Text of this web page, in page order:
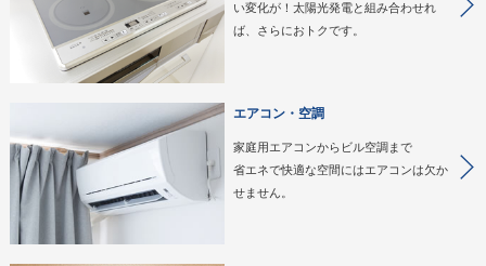
い変化が！太陽光発電と組み合わせれ
ば、さらにおトクです。
エアコン・空調
家庭用エアコンからビル空調まで
省エネで快適な空間にはエアコンは欠か
せません。